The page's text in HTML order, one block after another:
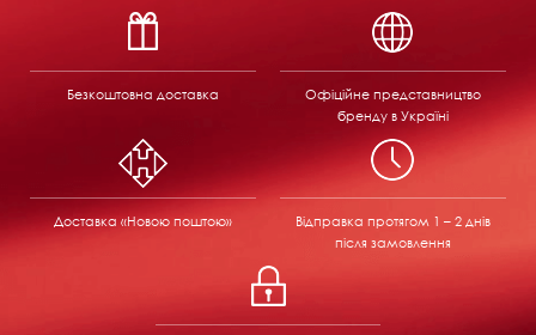
Безкоштовна доставка
Офіційне представництво
бренду в Україні
Доставка «Новою поштою» Відправка протягом 1 – 2 днів
після замовлення